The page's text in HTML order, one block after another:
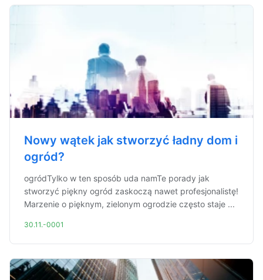
Nowy wątek jak stworzyć ładny dom i
ogród?
ogródTylko w ten sposób uda namTe porady jak
stworzyć piękny ogród zaskoczą nawet profesjonalistę!
Marzenie o pięknym, zielonym ogrodzie często staje ...
30.11.-0001